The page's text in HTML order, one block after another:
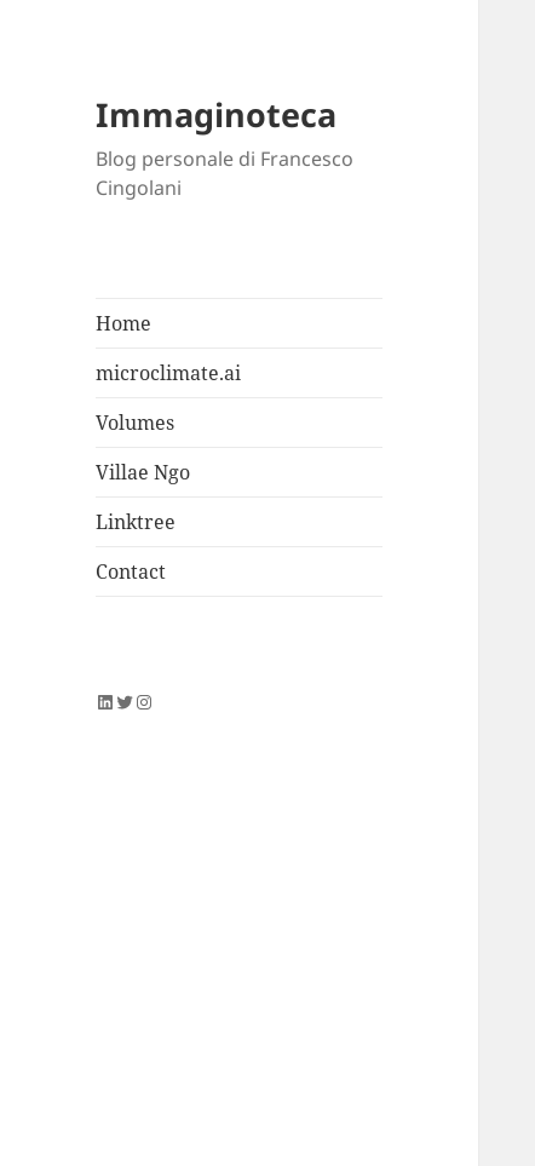
Immaginoteca
Blog personale di Francesco
Cingolani
Home
microclimate.ai
Volumes
Villae Ngo
Linktree
Contact
LinkedIn
Twitter
Instagram